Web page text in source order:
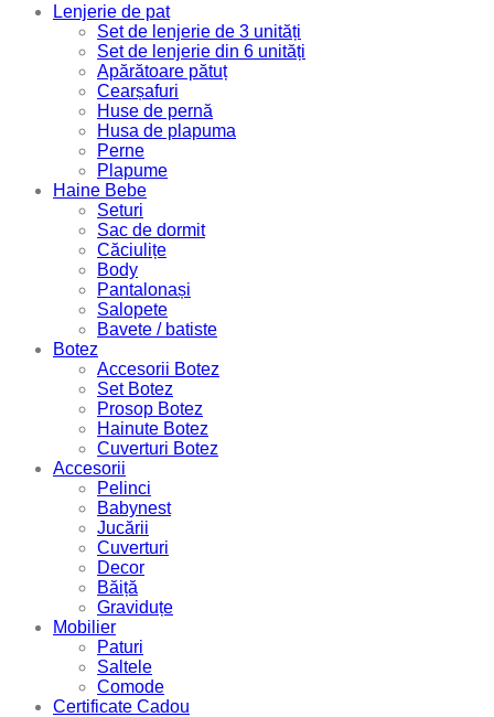
Lenjerie de pat
Set de lenjerie de 3 unități
Set de lenjerie din 6 unități
Apărătoare pătuț
Cearșafuri
Huse de pernă
Husa de plapuma
Perne
Plapume
Haine Bebe
Seturi
Sac de dormit
Căciulițe
Body
Pantalonași
Salopete
Bavete / batiste
Botez
Accesorii Botez
Set Botez
Prosop Botez
Hainute Botez
Cuverturi Botez
Accesorii
Pelinci
Babynest
Jucării
Cuverturi
Decor
Băiță
Graviduțe
Mobilier
Paturi
Saltele
Comode
Certificate Cadou